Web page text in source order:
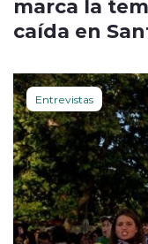
marca la
caída en
Entrevistas